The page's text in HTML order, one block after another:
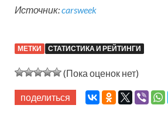
Источник:carsweek
МЕТКИ СТАТИСТИКА И РЕЙТИНГИ
(Пока оценок нет)
поделиться